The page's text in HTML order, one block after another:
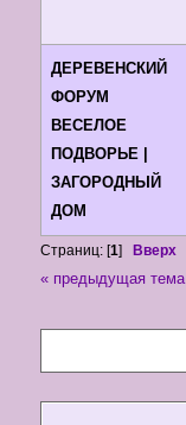
ДЕРЕВЕНСКИЙ
ФОРУМ
ВЕСЕЛОЕ
ПОДВОРЬЕ |
ЗАГОРОДНЫЙ
ДОМ
Страниц: [1] Вверх
« предыдущая тема